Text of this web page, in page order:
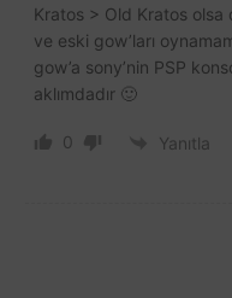
Kratos > Old Kratos olsa
ve eski gow’ları
gow’a sony’nin PSP
aklımdadır 🙂
0 Yanıtla